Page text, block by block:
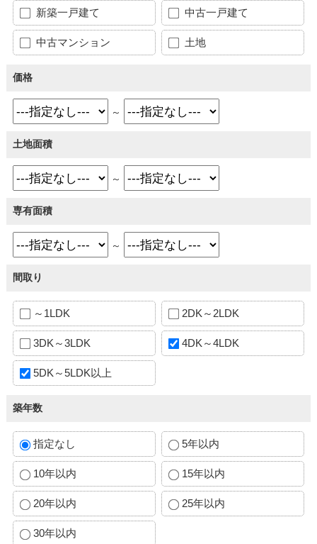
新築一戸建て 中古一戸建て
中古マンション 土地
価格
～
土地面積
～
専有面積
～
間取り
～1LDK 2DK～2LDK
3DK～3LDK 4DK～4LDK
5DK～5LDK以上
築年数
指定なし 5年以内
10年以内 15年以内
20年以内 25年以内
30年以内